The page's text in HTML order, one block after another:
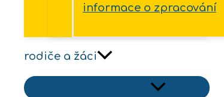
informace o zpracování
rodiče a žáci